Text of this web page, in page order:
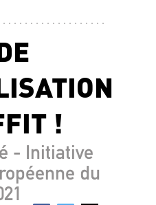
!
- Initiative
du